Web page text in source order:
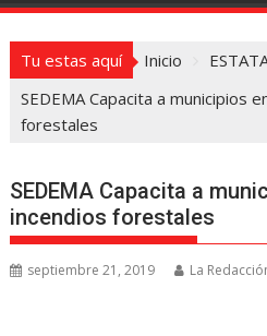
Tu estas aquí Inicio
SEDEMA Capacita a municipios
forestales
SEDEMA Capacita a
incendios forestales
septiembre 21, 2019 La